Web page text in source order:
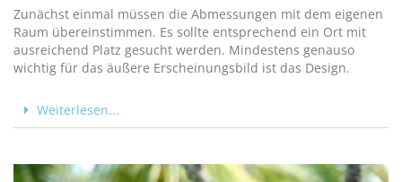
Zunächst einmal müssen die Abmessungen mit dem eigenen
Raum übereinstimmen. Es sollte entsprechend ein Ort mit
ausreichend Platz gesucht werden. Mindestens genauso
wichtig für das äußere Erscheinungsbild ist das Design.
Weiterlesen...